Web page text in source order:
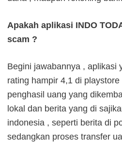
Apakah aplikasi INDO
scam ?
Begini jawabannya , aplikasi
rating hampir 4,1 di
penghasil uang yang
lokal dan berita yang di
indonesia , seperti berita di
sedangkan proses transfer